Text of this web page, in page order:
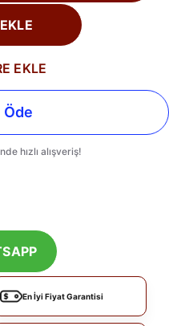
EKLE
En İyi Fiyat Garantisi